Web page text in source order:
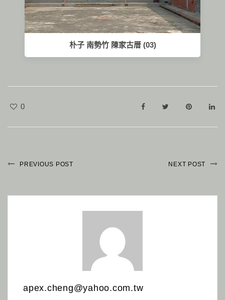
朴子 南勢竹 陳家古厝 (03)
0
PREVIOUS POST NEXT POST
apex.cheng@yahoo.com.tw